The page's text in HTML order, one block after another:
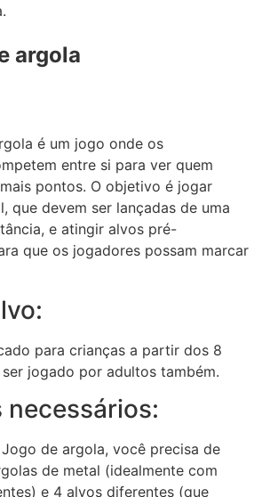
argola
é um jogo onde os
entre si para ver quem
pontos. O objetivo é jogar
que devem ser lançadas de uma
e atingir alvos pré-
que os jogadores possam marcar
para crianças a partir dos 8
jogado por adultos também.
necessários:
de argola, você precisa de
de metal (idealmente com
e 4 alvos diferentes (que